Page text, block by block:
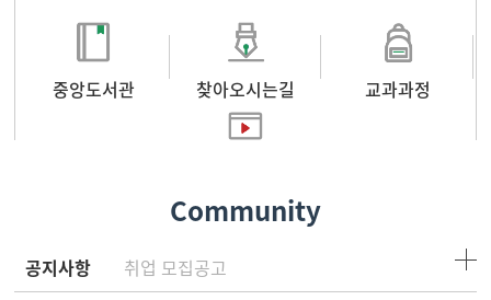
중앙도서관 찾아오시는길 교과과정
Community
공지사항 취업 모집공고